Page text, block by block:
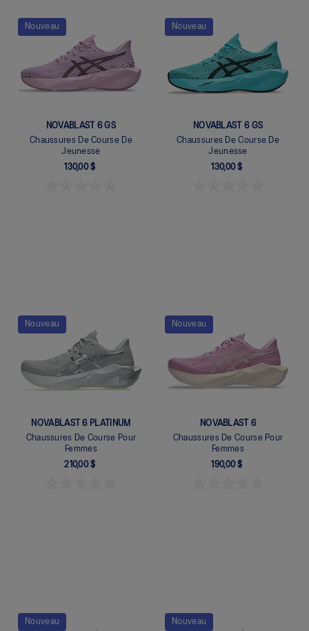
Quickview Quickview
Nouveau
NOVABLAST 6 GS
Chaussures De Course De
Jeunesse
130,00 $
Quickview
Nouveau
NOVABLAST 6 GS
Chaussures De Course De
Jeunesse
130,00 $
Quickview
Nouveau
NOVABLAST 6 PLATINUM
Chaussures De Course Pour
Femmes
210,00 $
Quickview
Nouveau
NOVABLAST 6
Chaussures De Course Pour
Femmes
190,00 $
Quickview
Nouveau Nouveau